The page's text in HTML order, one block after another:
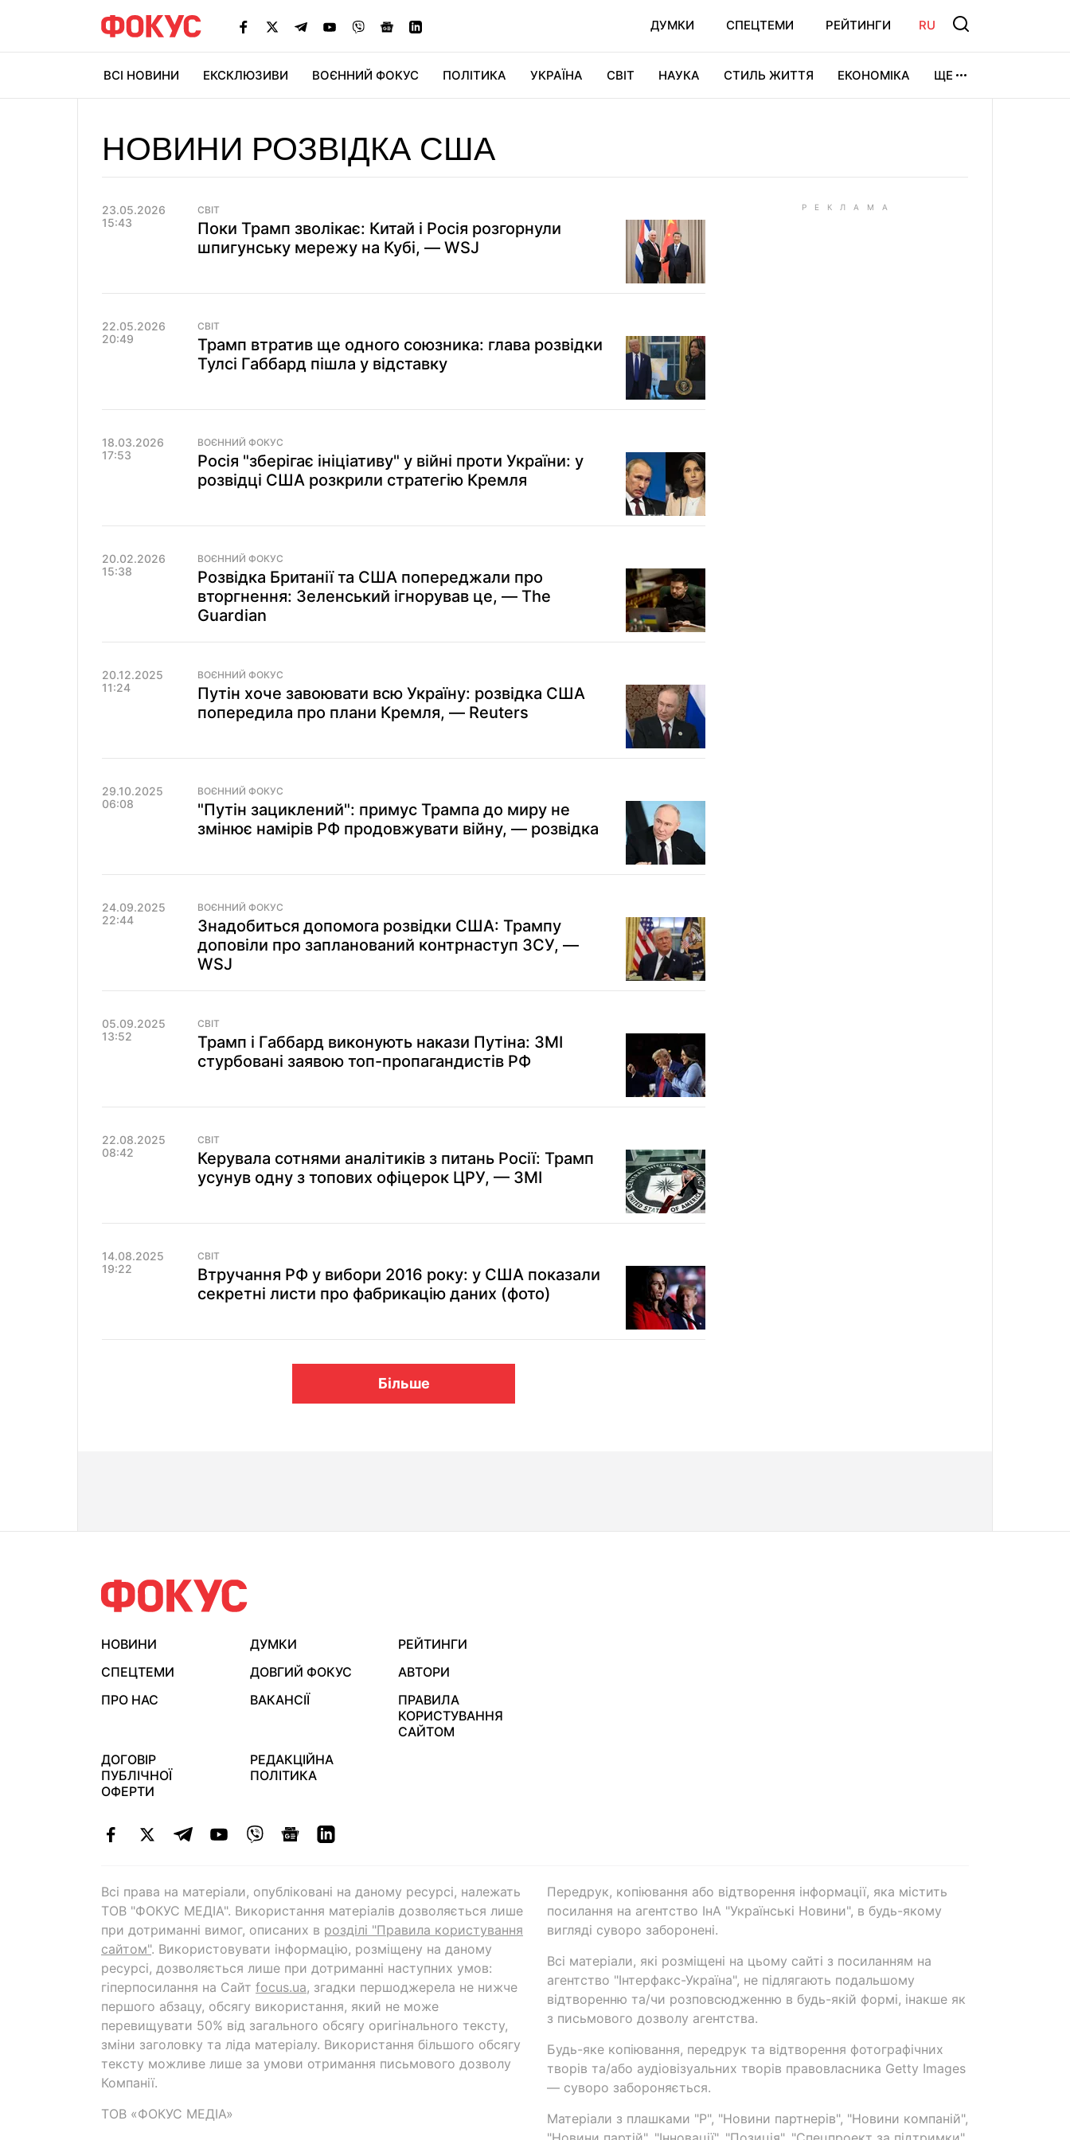
ДУМКИ СПЕЦТЕМИ РЕЙТИНГИ RU
ВСІ НОВИНИ ЕКСКЛЮЗИВИ ВОЄННИЙ ФОКУС ПОЛІТИКА УКРАЇНА СВІТ НАУКА СТИЛЬ ЖИТТЯ ЕКОНОМІКА ЩЕ
НОВИНИ РОЗВІДКА США
23.05.2026
15:43
СВІТ
Поки Трамп зволікає: Китай і Росія розгорнули
шпигунську мережу на Кубі, — WSJ
22.05.2026
20:49
СВІТ
Трамп втратив ще одного союзника: глава розвідки
Тулсі Габбард пішла у відставку
18.03.2026
17:53
ВОЄННИЙ ФОКУС
Росія "зберігає ініціативу" у війні проти України: у
розвідці США розкрили стратегію Кремля
20.02.2026
15:38
ВОЄННИЙ ФОКУС
Розвідка Британії та США попереджали про
вторгнення: Зеленський ігнорував це, — The
Guardian
20.12.2025
11:24
ВОЄННИЙ ФОКУС
Путін хоче завоювати всю Україну: розвідка США
попередила про плани Кремля, — Reuters
29.10.2025
06:08
ВОЄННИЙ ФОКУС
"Путін зациклений": примус Трампа до миру не
змінює намірів РФ продовжувати війну, — розвідка
24.09.2025
22:44
ВОЄННИЙ ФОКУС
Знадобиться допомога розвідки США: Трампу
доповіли про запланований контрнаступ ЗСУ, —
WSJ
05.09.2025
13:52
СВІТ
Трамп і Габбард виконують накази Путіна: ЗМІ
стурбовані заявою топ-пропагандистів РФ
22.08.2025
08:42
СВІТ
Керувала сотнями аналітиків з питань Росії: Трамп
усунув одну з топових офіцерок ЦРУ, — ЗМІ
14.08.2025
19:22
СВІТ
Втручання РФ у вибори 2016 року: у США показали
секретні листи про фабрикацію даних (фото)
Більше
НОВИНИ ДУМКИ
РЕЙТИНГИ
СПЕЦТЕМИ
ДОВГИЙ ФОКУС
АВТОРИ
ПРО НАС
ВАКАНСІЇ
ПРАВИЛА
КОРИСТУВАННЯ
САЙТОМ
ДОГОВІР
ПУБЛІЧНОЇ
ОФЕРТИ
РЕДАКЦІЙНА
ПОЛІТИКА
Всі права на матеріали, опубліковані на даному ресурсі, належать
ТОВ "ФОКУС МЕДІА". Використання матеріалів дозволяється лише
при дотриманні вимог, описаних в розділі "Правила користування
сайтом". Використовувати інформацію, розміщену на даному
ресурсі, дозволяється лише при дотриманні наступних умов:
гіперпосилання на Cайт focus.ua, згадки першоджерела не нижче
першого абзацу, обсягу використання, який не може
перевищувати 50% від загального обсягу оригінального тексту,
зміни заголовку та ліда матеріалу. Використання більшого обсягу
тексту можливе лише за умови отримання письмового дозволу
Компанії.
ТОВ «ФОКУС МЕДІА»
Передрук, копіювання або відтворення інформації, яка містить
посилання на агентство ІнА "Українські Новини", в будь-якому
вигляді суворо заборонені.
Всі матеріали, які розміщені на цьому сайті з посиланням на
агентство "Інтерфакс-Україна", не підлягають подальшому
відтворенню та/чи розповсюдженню в будь-якій формі, інакше як
з письмового дозволу агентства.
Будь-яке копіювання, передрук та відтворення фотографічних
творів та/або аудіовізуальних творів правовласника Getty Images
— суворо забороняється.
Матеріали з плашками "Р", "Новини партнерів", "Новини компаній",